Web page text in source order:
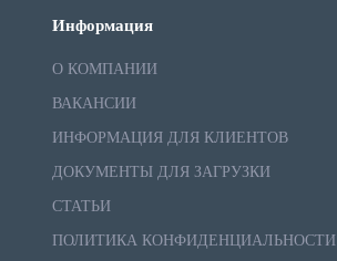
Информация
О КОМПАНИИ
ВАКАНСИИ
ИНФОРМАЦИЯ ДЛЯ КЛИЕНТОВ
ДОКУМЕНТЫ ДЛЯ ЗАГРУЗКИ
СТАТЬИ
ПОЛИТИКА КОНФИДЕНЦИАЛЬНОСТИ